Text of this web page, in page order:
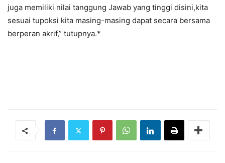
juga memiliki nilai tanggung Jawab yang tinggi disini,kita
sesuai tupoksi kita masing-masing dapat secara bersama
berperan akrif,” tutupnya.*